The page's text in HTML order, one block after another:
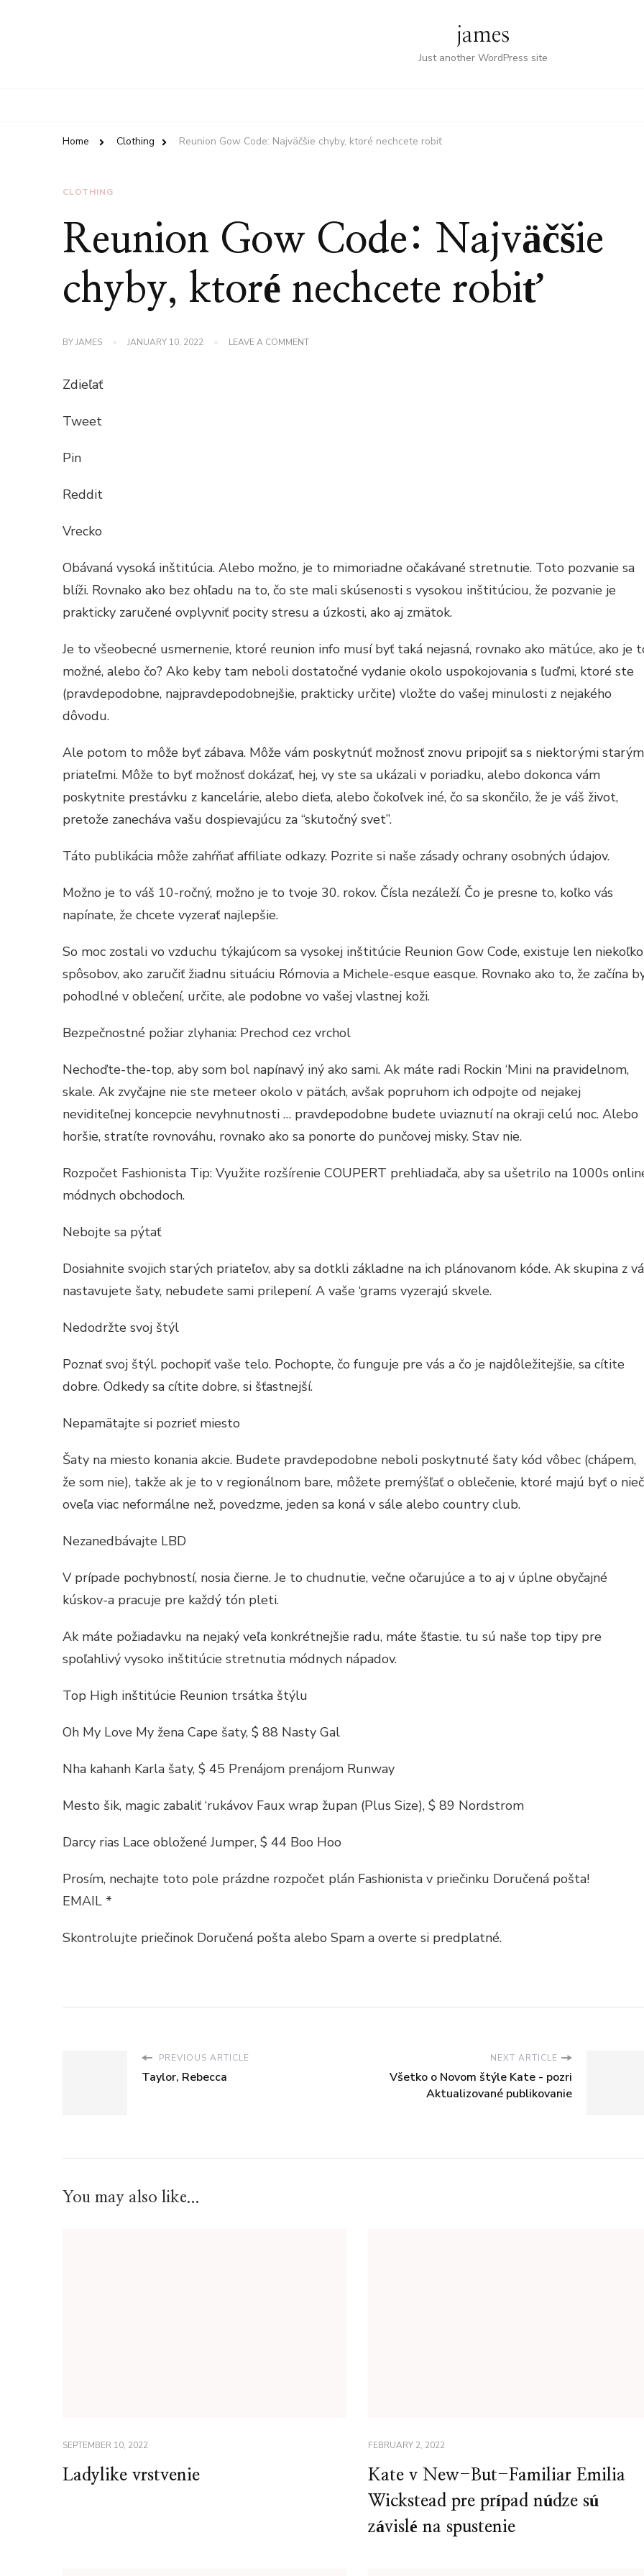
james
Just another WordPress site
Home Clothing Reunion Gow Code: Najväčšie chyby, ktoré nechcete robiť
CLOTHING
Reunion Gow Code: Najväčšie
chyby, ktoré nechcete robiť
BYJAMES JANUARY 10, 2022 LEAVE A COMMENTON
Zdieľať
Tweet
Pin
Reddit
Vrecko
Obávaná vysoká inštitúcia. Alebo možno, je to mimoriadne očakávané stretnutie. Toto pozvanie sa
blíži. Rovnako ako bez ohľadu na to, čo ste mali skúsenosti s vysokou inštitúciou, že pozvanie je
prakticky zaručené ovplyvniť pocity stresu a úzkosti, ako aj zmätok.
Je to všeobecné usmernenie, ktoré reunion info musí byť taká nejasná, rovnako ako mätúce, ako je
možné, alebo čo? Ako keby tam neboli dostatočné vydanie okolo uspokojovania s ľuďmi, ktoré ste
(pravdepodobne, najpravdepodobnejšie, prakticky určite) vložte do vašej minulosti z nejakého
dôvodu.
Ale potom to môže byť zábava. Môže vám poskytnúť možnosť znovu pripojiť sa s niektorými
priateľmi. Môže to byť možnosť dokázať, hej, vy ste sa ukázali v poriadku, alebo dokonca vám
poskytnite prestávku z kancelárie, alebo dieťa, alebo čokoľvek iné, čo sa skončilo, že je váš život,
pretože zanecháva vašu dospievajúcu za “skutočný svet”.
Táto publikácia môže zahŕňať affiliate odkazy. Pozrite si naše zásady ochrany osobných údajov.
Možno je to váš 10-ročný, možno je to tvoje 30. rokov. Čísla nezáleží. Čo je presne to, koľko vás
napínate, že chcete vyzerať najlepšie.
So moc zostali vo vzduchu týkajúcom sa vysokej inštitúcie Reunion Gow Code, existuje len niekoľko
spôsobov, ako zaručiť žiadnu situáciu Rómovia a Michele-esque easque. Rovnako ako to, že začína
pohodlné v oblečení, určite, ale podobne vo vašej vlastnej koži.
Bezpečnostné požiar zlyhania: Prechod cez vrchol
Nechoďte-the-top, aby som bol napínavý iný ako sami. Ak máte radi Rockin ‘Mini na pravidelnom,
skale. Ak zvyčajne nie ste meteer okolo v pätách, avšak popruhom ich odpojte od nejakej
neviditeľnej koncepcie nevyhnutnosti … pravdepodobne budete uviaznutí na okraji celú noc. Alebo
horšie, stratíte rovnováhu, rovnako ako sa ponorte do punčovej misky. Stav nie.
Rozpočet Fashionista Tip: Využite rozšírenie COUPERT prehliadača, aby sa ušetrilo na 1000s
módnych obchodoch.
Nebojte sa pýtať
Dosiahnite svojich starých priateľov, aby sa dotkli základne na ich plánovanom kóde. Ak skupina z
nastavujete šaty, nebudete sami prilepení. A vaše ‘grams vyzerajú skvele.
Nedodržte svoj štýl
Poznať svoj štýl. pochopiť vaše telo. Pochopte, čo funguje pre vás a čo je najdôležitejšie, sa cítite
dobre. Odkedy sa cítite dobre, si šťastnejší.
Nepamätajte si pozrieť miesto
Šaty na miesto konania akcie. Budete pravdepodobne neboli poskytnuté šaty kód vôbec (chápem,
že som nie), takže ak je to v regionálnom bare, môžete premýšľať o oblečenie, ktoré majú byť o
oveľa viac neformálne než, povedzme, jeden sa koná v sále alebo country club.
Nezanedbávajte LBD
V prípade pochybností, nosia čierne. Je to chudnutie, večne očarujúce a to aj v úplne obyčajné
kúskov-a pracuje pre každý tón pleti.
Ak máte požiadavku na nejaký veľa konkrétnejšie radu, máte šťastie. tu sú naše top tipy pre
spoľahlivý vysoko inštitúcie stretnutia módnych nápadov.
Top High inštitúcie Reunion trsátka štýlu
Oh My Love My žena Cape šaty, $ 88 Nasty Gal
Nha kahanh Karla šaty, $ 45 Prenájom prenájom Runway
Mesto šik, magic zabaliť ‘rukávov Faux wrap župan (Plus Size), $ 89 Nordstrom
Darcy rias Lace obložené Jumper, $ 44 Boo Hoo
Prosím, nechajte toto pole prázdne rozpočet plán Fashionista v priečinku Doručená pošta!
EMAIL *
Skontrolujte priečinok Doručená pošta alebo Spam a overte si predplatné.
PREVIOUS ARTICLE
Taylor, Rebecca
NEXT ARTICLE
Všetko o Novom štýle Kate - pozri
Aktualizované publikovanie
You may also like...
SEPTEMBER 10, 2022
Ladylike vrstvenie
FEBRUARY 2, 2022
Kate v New-But-Familiar Emilia
Wickstead pre prípad núdze sú
závislé na spustenie